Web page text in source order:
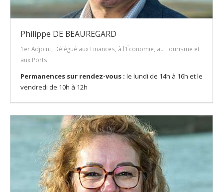
Philippe DE BEAUREGARD
1er Adjoint, Délégué aux Finances, à l'Économie, au Tourisme et
aux Ports
Permanences sur rendez-vous : le lundi de 14h à 16h et le
vendredi de 10h à 12h